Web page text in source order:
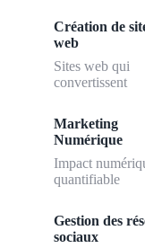
Création de
web
Sites web qui
convertissent
Marketing
Numérique
Impact
quantifiable
Gestion des
sociaux